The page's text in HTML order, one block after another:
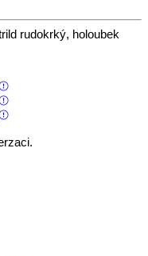
rudokrký, holoubek